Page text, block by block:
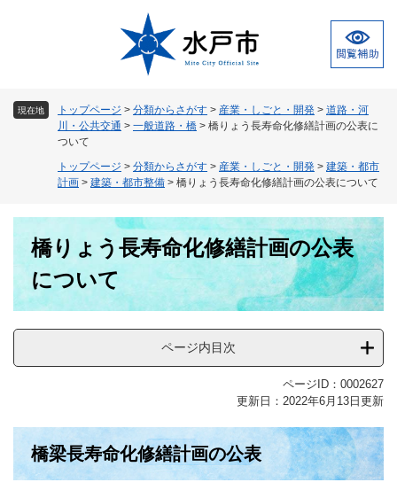
現在地 トップページ > 分類からさがす > 産業・しごと・開発 > 道路・河
川・公共交通 > 一般道路・橋 > 橋りょう長寿命化修繕計画の公表に
ついて
トップページ > 分類からさがす > 産業・しごと・開発 > 建築・都市
計画 > 建築・都市整備 > 橋りょう長寿命化修繕計画の公表について
橋りょう長寿命化修繕計画の公表
について
ページ内目次
ページID：0002627
更新日：2022年6月13日更新
橋梁長寿命化修繕計画の公表